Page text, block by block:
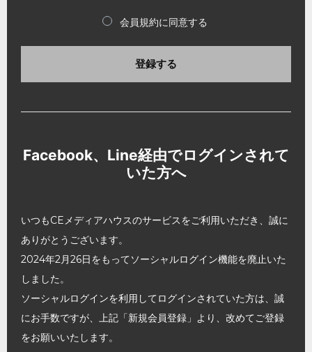
会員規約に同意する
登録する
Facebook、Line経由でログインされて
いた方へ
いつもCEメディアハウスのサービスをご利用いただき、誠に
ありがとうございます。
2024年2月26日をもってソーシャルログイン機能を廃止いた
しました。
ソーシャルログインを利用してログインされていた方は、誠
にお手数ですが、上記「新規会員登録」より、改めてご登録
をお願いいたします。